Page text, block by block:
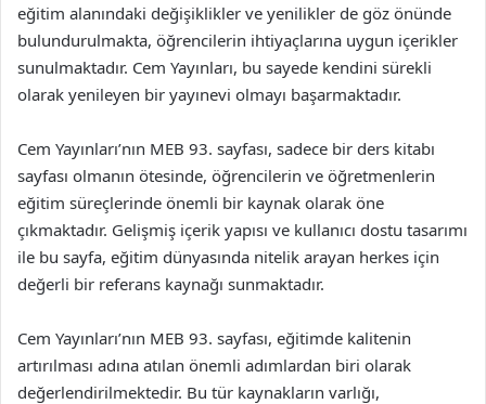
eğitim alanındaki değişiklikler ve yenilikler de göz önünde
bulundurulmakta, öğrencilerin ihtiyaçlarına uygun içerikler
sunulmaktadır. Cem Yayınları, bu sayede kendini sürekli
olarak yenileyen bir yayınevi olmayı başarmaktadır.
Cem Yayınları’nın MEB 93. sayfası, sadece bir ders kitabı
sayfası olmanın ötesinde, öğrencilerin ve öğretmenlerin
eğitim süreçlerinde önemli bir kaynak olarak öne
çıkmaktadır. Gelişmiş içerik yapısı ve kullanıcı dostu tasarımı
ile bu sayfa, eğitim dünyasında nitelik arayan herkes için
değerli bir referans kaynağı sunmaktadır.
Cem Yayınları’nın MEB 93. sayfası, eğitimde kalitenin
artırılması adına atılan önemli adımlardan biri olarak
değerlendirilmektedir. Bu tür kaynakların varlığı,